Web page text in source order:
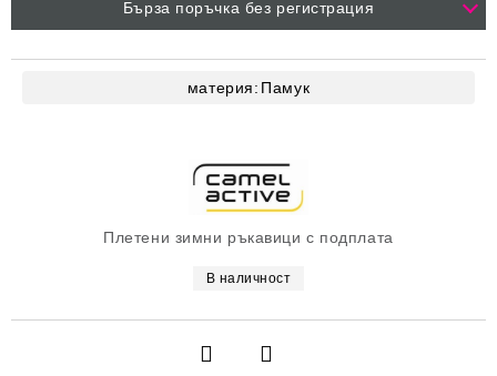
Плетени зимни ръкавици с подплата
В наличност
Бърза поръчка без регистрация
материя: Памук